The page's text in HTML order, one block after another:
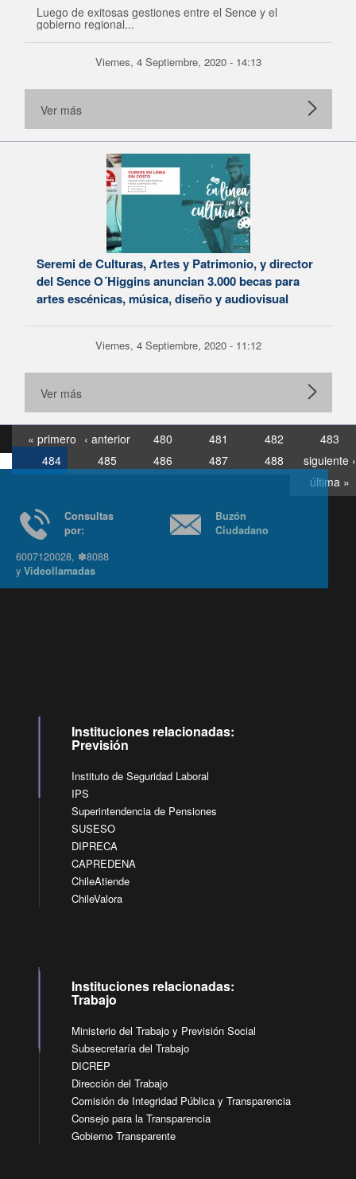
Luego de exitosas gestiones entre el Sence y el
gobierno regional...
Viernes, 4 Septiembre, 2020 - 14:13
Ver más
Seremi de Culturas, Artes y Patrimonio, y director
del Sence O´Higgins anuncian 3.000 becas para
artes escénicas, música, diseño y audiovisual
Viernes, 4 Septiembre, 2020 - 11:12
Ver más
« primero ‹ anterior 480 481 482
483
484
485 486 487 488
siguiente ›
última »
Consultas
6007120028, ✽8088
yVideollamadas
Buzón
Ciudadano
Instituciones relacionadas:
Previsión
Instituto de Seguridad Laboral
IPS
Superintendencia de Pensiones
SUSESO
DIPRECA
CAPREDENA
ChileAtiende
ChileValora
Instituciones relacionadas:
Trabajo
Ministerio del Trabajo y Previsión Social
Subsecretaría del Trabajo
DICREP
Dirección del Trabajo
Comisión de Integridad Pública y Transparencia
Consejo para la Transparencia
Gobierno Transparente